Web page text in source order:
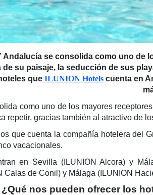
Andalucía se consolida como uno
su paisaje, la seducción de sus
que ILUNION Hotels cuenta en
como uno de los mayores
repetir, gracias también al atractivo de
que cuenta la compañía hotelera del
vacacionales.
en Sevilla (ILUNION Alcora) y
Calas de Conil) y Málaga (ILUNION
¿Qué nos pueden ofrecer los